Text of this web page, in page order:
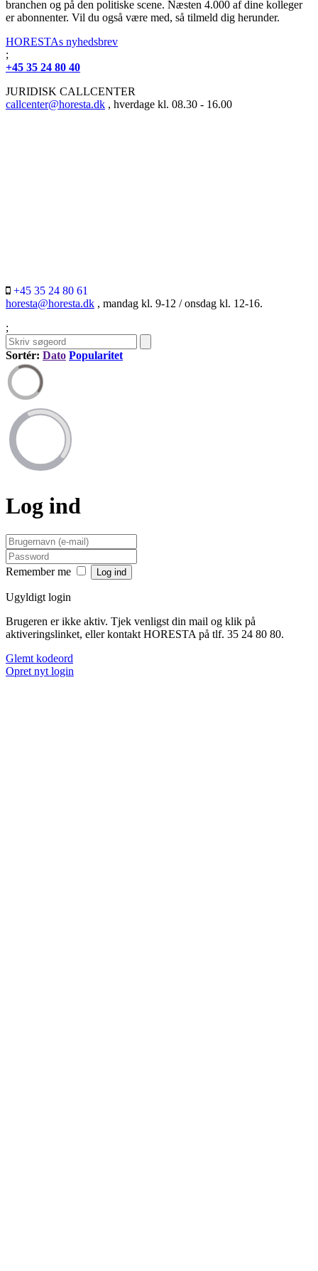
branchen og på den politiske scene. Næsten 4.000 af dine kolleger
er abonnenter. Vil du også være med, så tilmeld dig herunder.
HORESTAs nyhedsbrev
;
+45 35 24 80 40
JURIDISK CALLCENTER
callcenter@horesta.dk , hverdage kl. 08.30 - 16.00
+45 35 24 80 61
horesta@horesta.dk , mandag kl. 9-12 / onsdag kl. 12-16.
;
Sortér: Dato Popularitet
Log ind
Remember me
Ugyldigt login
Brugeren er ikke aktiv. Tjek venligst din mail og klik på
aktiveringslinket, eller kontakt HORESTA på tlf. 35 24 80 80.
Glemt kodeord
Opret nyt login